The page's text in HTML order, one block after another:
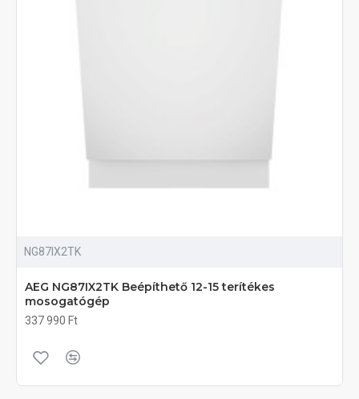
NG87IX2TK
AEG NG87IX2TK Beépíthető 12-15 terítékes
mosogatógép
337 990 Ft